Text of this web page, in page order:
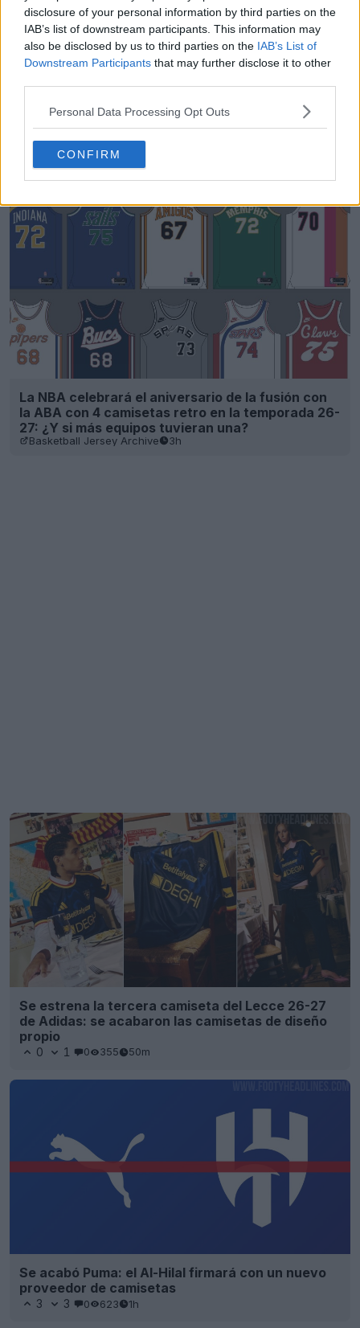
disclosure of your personal information by third parties on the
IAB’s list of downstream participants. This information may
also be disclosed by us to third parties on the IAB’s List of
Downstream Participants that may further disclose it to other
Personal Data Processing Opt Outs
CONFIRM
Archivo de equipaciones de fútbol Búsqueda
avanzada
OFICIAL Football Kit Archive
La NBA celebrará el aniversario de la fusión con
la ABA con 4 camisetas retro en la temporada 26-
27: ¿Y si más equipos tuvieran una?
Basketball Jersey Archive 3h
Se estrena la tercera camiseta del Lecce 26-27
de Adidas: se acabaron las camisetas de diseño
propio
0 1 0 355 50m
Se acabó Puma: el Al-Hilal firmará con un nuevo
proveedor de camisetas
3 3 0 623 1h